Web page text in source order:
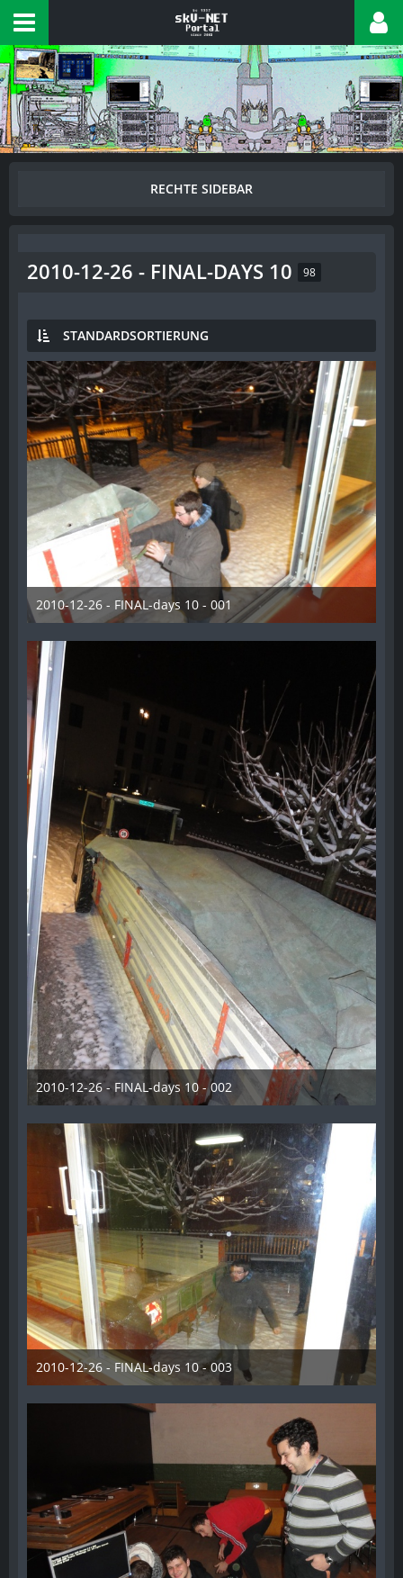
2010-12-26 - FINAL-DAYS 10 98
STANDARDSORTIERUNG
2010-12-26 - FINAL-days 10 - 001
28. Dezember 2012
2010-12-26 - FINAL-days 10 - 002
28. Dezember 2012
2010-12-26 - FINAL-days 10 - 003
28. Dezember 2012